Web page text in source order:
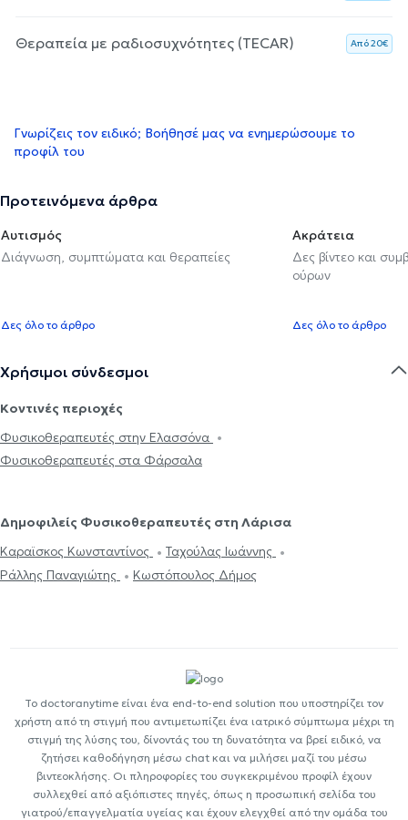
Θεραπεία με ραδιοσυχνότητες (TECAR) Aπό 20€
Γνωρίζεις τον ειδικό; Βοήθησέ μας να ενημερώσουμε το
προφίλ του
Προτεινόμενα άρθρα
Αυτισμός
Διάγνωση, συμπτώματα και θεραπείες
Δες όλο το άρθρο
Ακράτεια
Δες βίντεο και
ούρων
Δες όλο το άρθρο
Χρήσιμοι σύνδεσμοι
Κοντινές περιοχές
Φυσικοθεραπευτές στην Ελασσόνα
Φυσικοθεραπευτές στα Φάρσαλα
Δημοφιλείς Φυσικοθεραπευτές στη Λάρισα
Καραϊσκος Κωνσταντίνος
Ταχούλας Ιωάννης
Ράλλης Παναγιώτης
Κωστόπουλος Δήμος
Το doctoranytime είναι ένα end-to-end solution που υποστηρίζει τον
χρήστη από τη στιγμή που αντιμετωπίζει ένα ιατρικό σύμπτωμα μέχρι τη
στιγμή της λύσης του, δίνοντάς του τη δυνατότητα να βρεί ειδικό, να
ζητήσει καθοδήγηση μέσω chat και να μιλήσει μαζί του μέσω
βιντεοκλήσης. Οι πληροφορίες του συγκεκριμένου προφίλ έχουν
συλλεχθεί από αξιόπιστες πηγές, όπως η προσωπική σελίδα του
γιατρού/επαγγελματία υγείας και έχουν ελεγχθεί από την ομάδα του